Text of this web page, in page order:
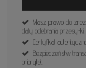
Masz prawo do
daty odebrania przesyłki.
Certyfikat
Bezpieczeństw
priorytet.